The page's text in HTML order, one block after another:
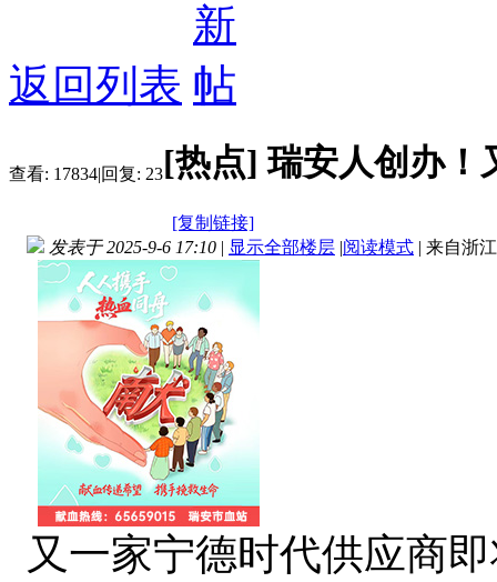
返回列表
查看: 17834|回复: 23[热点]瑞安人创办！
[复制链接]
发表于 2025-9-6 17:10 | 显示全部楼层 |阅读模式 | 来自浙江
又一家宁德时代供应商